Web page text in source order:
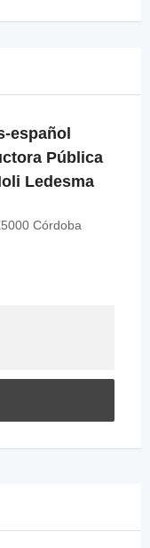
español
Pública
Ledesma
Córdoba